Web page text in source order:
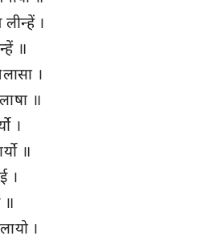
।
॥
।
॥
।
॥
।
॥
।